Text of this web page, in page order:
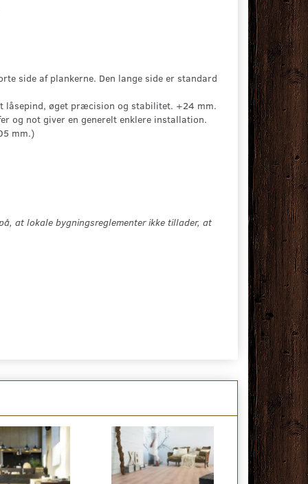
side af plankerne. Den lange side er standard
låsepind, øget præcision og stabilitet. +24 mm.
og not giver en generelt enklere installation.
mm.)
at lokale bygningsreglementer ikke tillader, at